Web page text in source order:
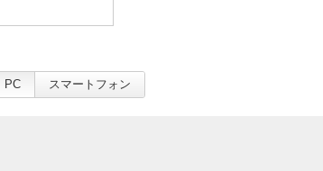
PC スマートフォン